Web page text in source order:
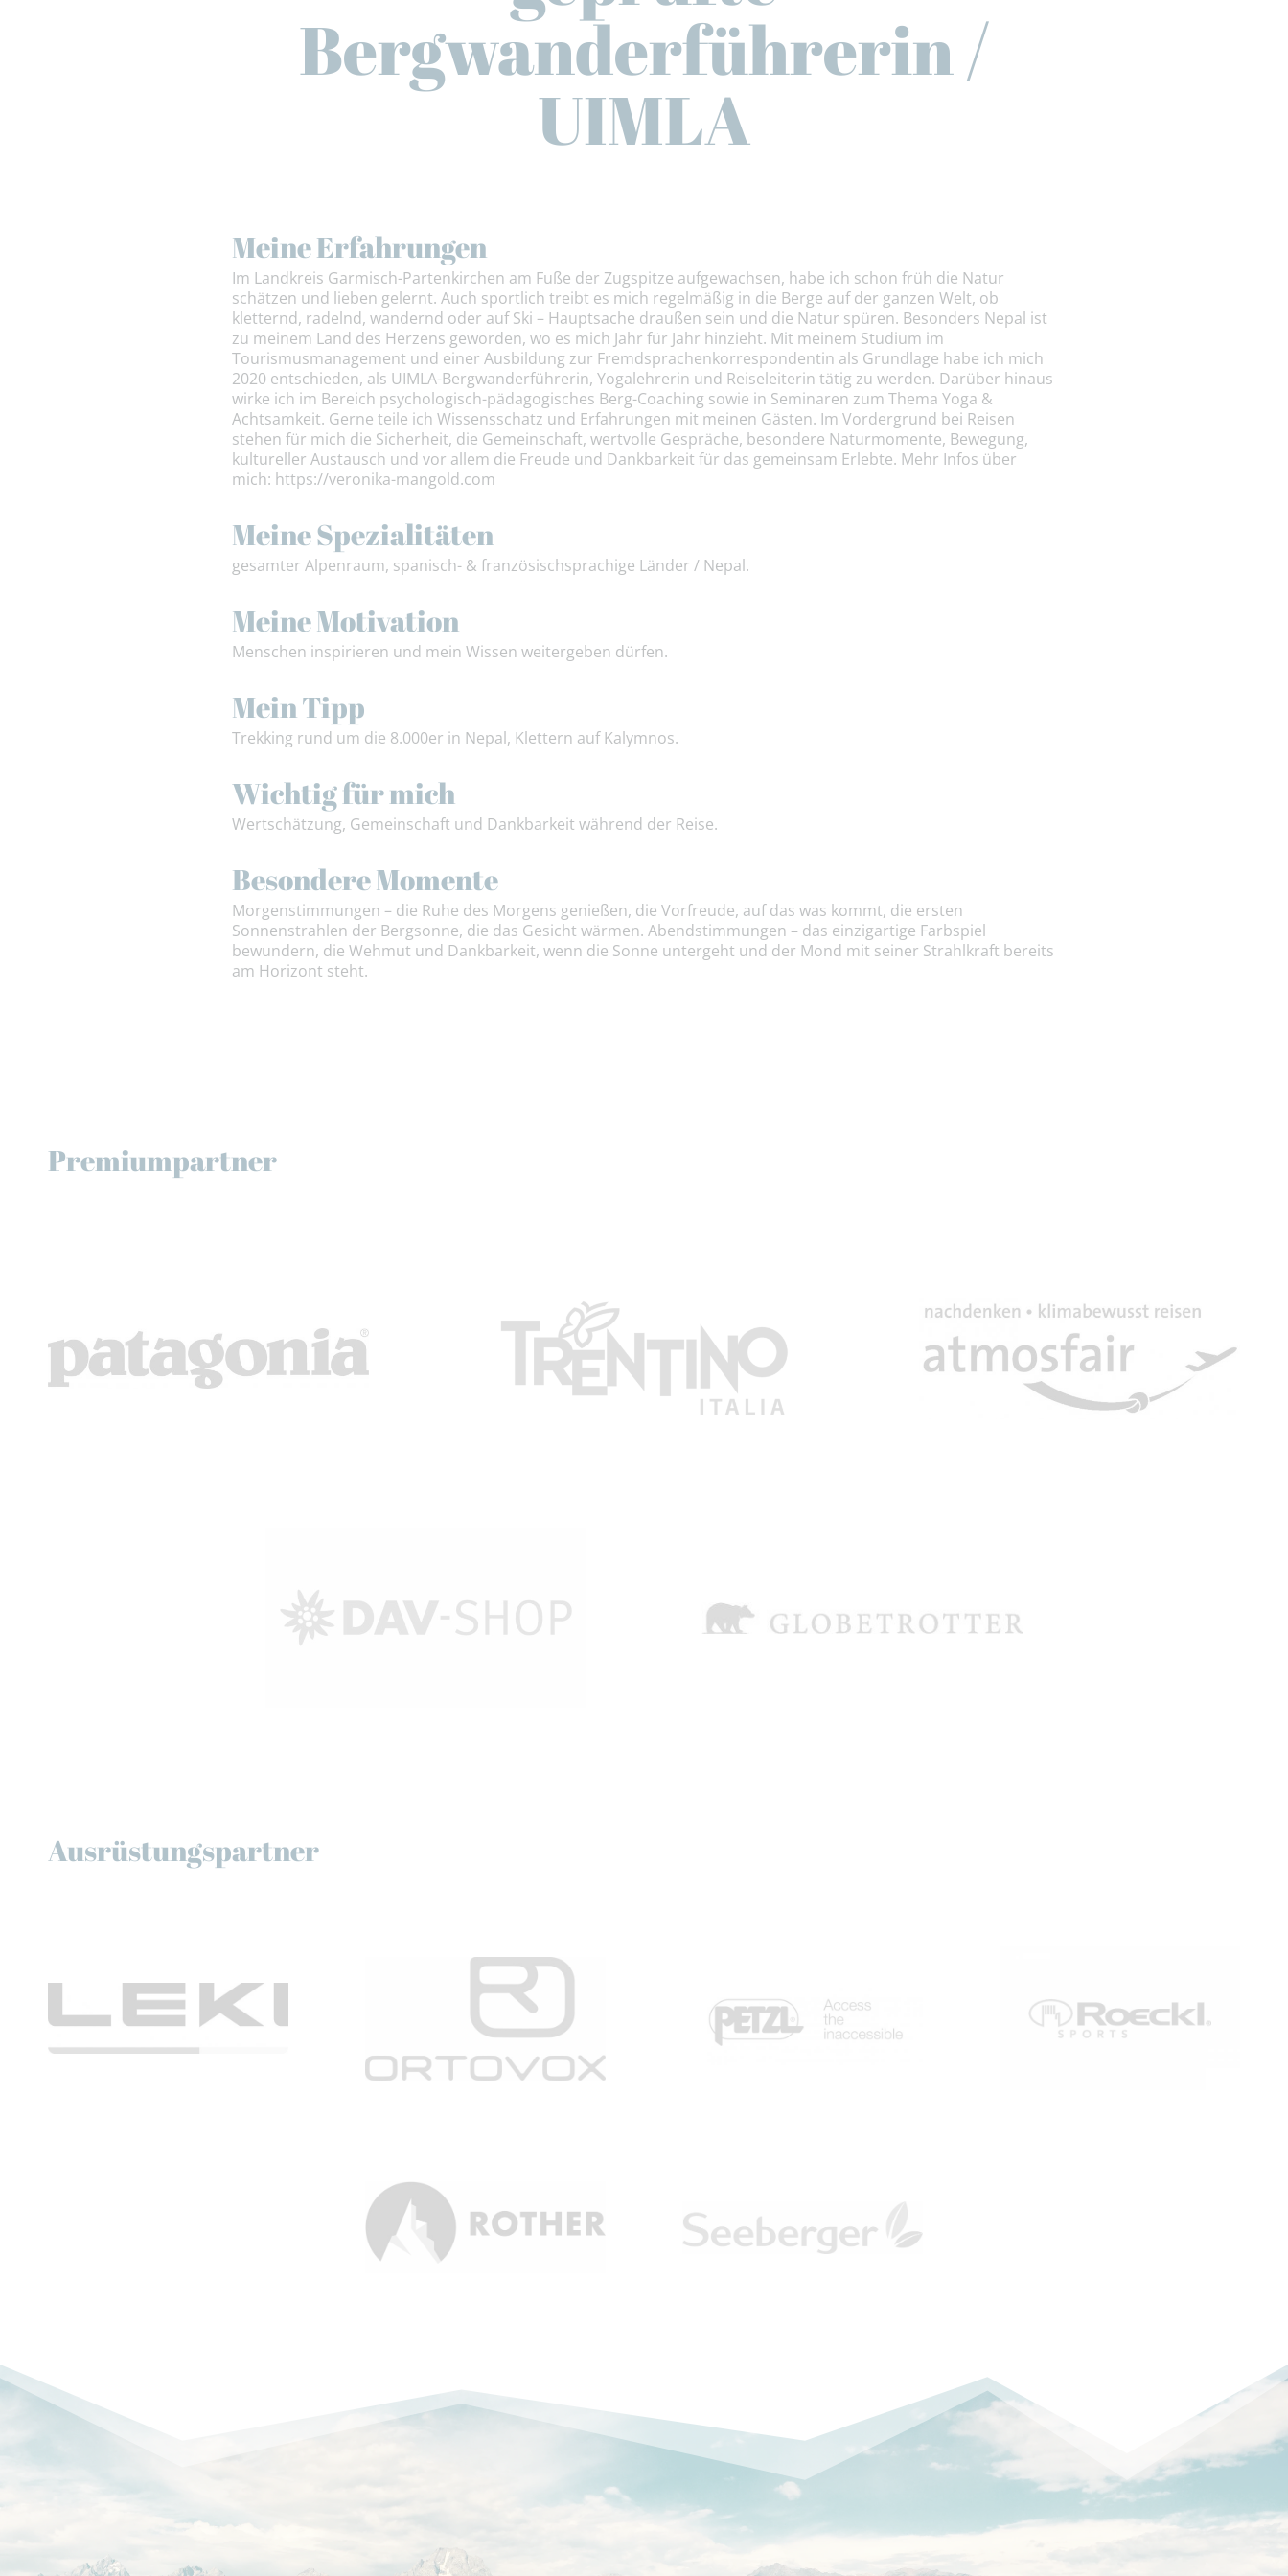
Bergwanderführerin /
UIMLA
Meine Erfahrungen
Im Landkreis Garmisch-Partenkirchen am Fuße der Zugspitze aufgewachsen, habe ich schon früh die Natur
schätzen und lieben gelernt. Auch sportlich treibt es mich regelmäßig in die Berge auf der ganzen Welt, ob
kletternd, radelnd, wandernd oder auf Ski – Hauptsache draußen sein und die Natur spüren. Besonders Nepal ist
zu meinem Land des Herzens geworden, wo es mich Jahr für Jahr hinzieht. Mit meinem Studium im
Tourismusmanagement und einer Ausbildung zur Fremdsprachenkorrespondentin als Grundlage habe ich mich
2020 entschieden, als UIMLA-Bergwanderführerin, Yogalehrerin und Reiseleiterin tätig zu werden. Darüber hinaus
wirke ich im Bereich psychologisch-pädagogisches Berg-Coaching sowie in Seminaren zum Thema Yoga &
Achtsamkeit. Gerne teile ich Wissensschatz und Erfahrungen mit meinen Gästen. Im Vordergrund bei Reisen
stehen für mich die Sicherheit, die Gemeinschaft, wertvolle Gespräche, besondere Naturmomente, Bewegung,
kultureller Austausch und vor allem die Freude und Dankbarkeit für das gemeinsam Erlebte. Mehr Infos über
mich: https://veronika-mangold.com
Meine Spezialitäten
gesamter Alpenraum, spanisch- & französischsprachige Länder / Nepal.
Meine Motivation
Menschen inspirieren und mein Wissen weitergeben dürfen.
Mein Tipp
Trekking rund um die 8.000er in Nepal, Klettern auf Kalymnos.
Wichtig für mich
Wertschätzung, Gemeinschaft und Dankbarkeit während der Reise.
Besondere Momente
Morgenstimmungen – die Ruhe des Morgens genießen, die Vorfreude, auf das was kommt, die ersten
Sonnenstrahlen der Bergsonne, die das Gesicht wärmen. Abendstimmungen – das einzigartige Farbspiel
bewundern, die Wehmut und Dankbarkeit, wenn die Sonne untergeht und der Mond mit seiner Strahlkraft bereits
am Horizont steht.
Premiumpartner
Ausrüstungspartner